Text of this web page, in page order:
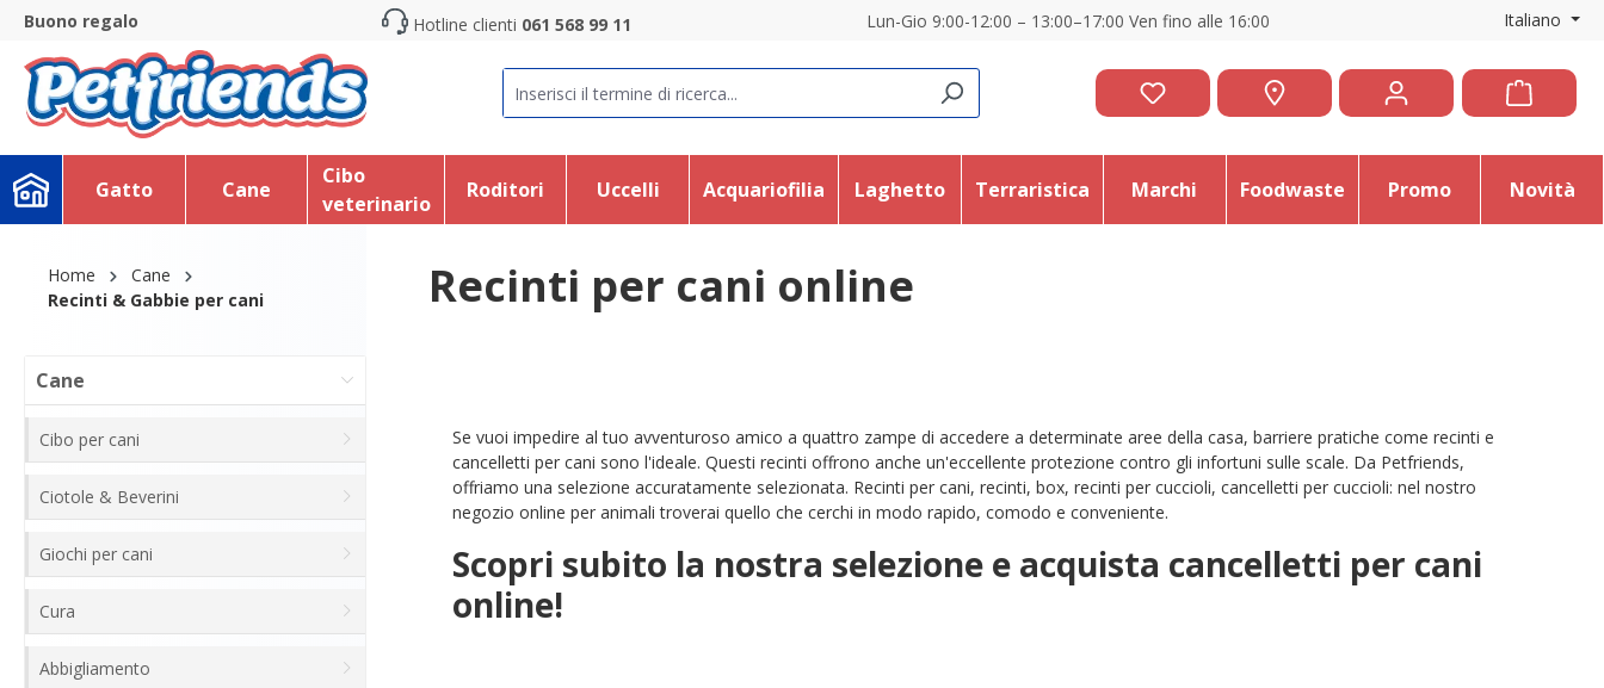
Skip to main navigation
Buono regalo Hotline clienti 061 568 99 11 Lun-Gio 9:00-12:00 – 13:00–17:00 Ven fino alle 16:00 Italiano
Gatto Cane
Cibo
veterinario
Roditori Uccelli Acquariofilia Laghetto Terraristica Marchi Foodwaste Promo Novità
Home
Cane
Recinti & Gabbie per cani
Cane
Cibo per cani
Ciotole & Beverini
Giochi per cani
Cura
Abbigliamento
Recinti per cani online
Se vuoi impedire al tuo avventuroso amico a quattro zampe di accedere a determinate aree della casa, barriere pratiche come recinti e
cancelletti per cani sono l'ideale. Questi recinti offrono anche un'eccellente protezione contro gli infortuni sulle scale. Da Petfriends,
offriamo una selezione accuratamente selezionata. Recinti per cani, recinti, box, recinti per cuccioli, cancelletti per cuccioli: nel nostro
negozio online per animali troverai quello che cerchi in modo rapido, comodo e conveniente.
Scopri subito la nostra selezione e acquista cancelletti per cani
online!